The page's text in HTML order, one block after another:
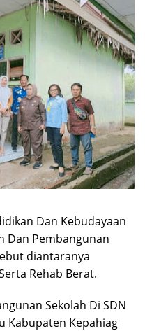
Dan Kebudayaan
Dan Pembangunan
diantaranya
Rehab Berat.
Sekolah Di SDN
Kabupaten Kepahiag